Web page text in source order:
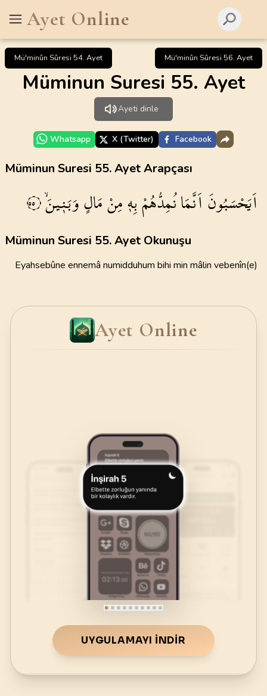
Ayet Online
Mü'minûn Sûresi 54. Ayet Mü'minûn Sûresi 56. Ayet
Müminun Suresi 55. Ayet
Ayeti dinle
Whatsapp X (Twitter) Facebook
Müminun Suresi 55. Ayet Arapçası
اَيَحْسَبُونَاَنَّمَانُمِدُّهُمْبِه۪مِنْمَالٍوَبَن۪ينَۙ ٥٥
Müminun Suresi 55. Ayet Okunuşu
Eyahsebûne ennemâ numidduhum bihi min mâlin vebenîn(e)
Ayet Online
UYGULAMAYI İNDIR